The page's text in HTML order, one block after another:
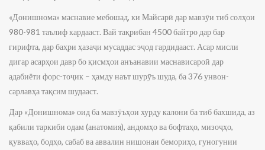
«Донишнома» маснавие мебошад, ки Майсарӣ дар мавзӯи тиб солҳои
980-981 таълиф кардааст. Вай тақрибан 4500 байтро дар бар
гирифта, дар баҳри ҳазаҷи мусаддас эҷод гардидааст. Асар мисли
дигар асарҳои давр бо қисмҳои анъанавии маснависароӣ дар
адабиёти форс-тоҷик – ҳамду наът шурӯъ шуда, ба 376 унвон-
сарлавҳа тақсим шудааст.
Дар «Донишнома» оид ба мавзӯъҳои хурду калони ба тиб бахшида, аз
қабили таркиби одам (анатомия), андомҳо ва бофтаҳо, мизоҷҳо,
қувваҳо, бодҳо, сабаб ва аввалин нишонаи бемориҳо, гуногунии